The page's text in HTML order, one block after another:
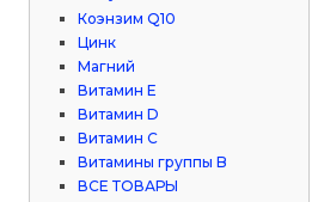
Коэнзим Q10
Цинк
Магний
Витамин Е
Витамин D
Витамин С
Витамины группы B
ВСЕ ТОВАРЫ